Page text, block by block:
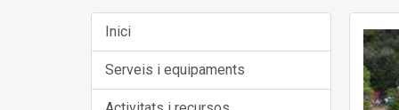
Inici
Serveis i equipaments